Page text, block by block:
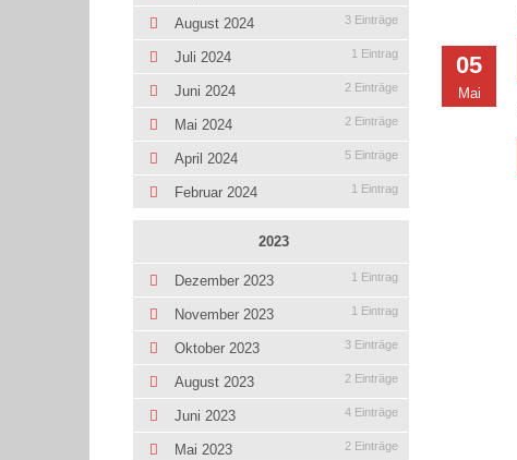
05
Mai
August 2024 3 Einträge
Juli 2024 1 Eintrag
Juni 2024 2 Einträge
Mai 2024 2 Einträge
April 2024 5 Einträge
Februar 2024 1 Eintrag
2023
Dezember 2023 1 Eintrag
November 2023 1 Eintrag
Oktober 2023 3 Einträge
August 2023 2 Einträge
Juni 2023 4 Einträge
Mai 2023 2 Einträge